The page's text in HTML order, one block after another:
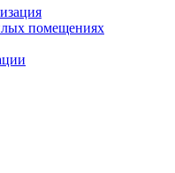
помещениях